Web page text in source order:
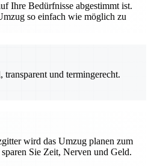
Ihre Bedürfnisse abgestimmt ist.
so einfach wie möglich zu
und termingerecht.
wird das Umzug planen zum
Sie Zeit, Nerven und Geld.